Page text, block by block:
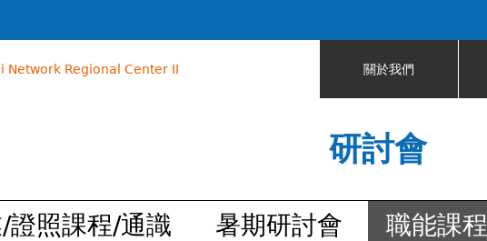
Network Regional Center II 關於我們
研討會
證照課程/通識 暑期研討會 職能課程